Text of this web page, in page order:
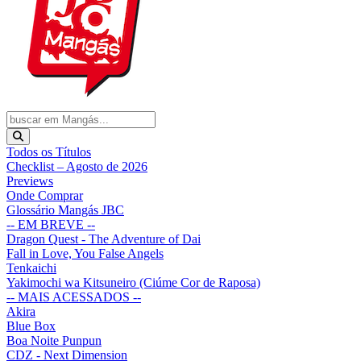
Todos os Títulos
Checklist – Agosto de 2026
Previews
Onde Comprar
Glossário Mangás JBC
-- EM BREVE --
Dragon Quest - The Adventure of Dai
Fall in Love, You False Angels
Tenkaichi
Yakimochi wa Kitsuneiro (Ciúme Cor de Raposa)
-- MAIS ACESSADOS --
Akira
Blue Box
Boa Noite Punpun
CDZ - Next Dimension